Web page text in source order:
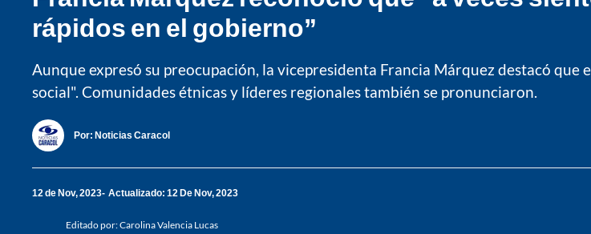
rápidos en el gobierno”
Aunque expresó su preocupación, la vicepresidenta Francia Márquez destacó
social". Comunidades étnicas y líderes regionales también se pronunciaron.
Por: Noticias Caracol
12 de Nov, 2023 Actualizado: 12 De Nov, 2023
Editado por:Carolina Valencia Lucas